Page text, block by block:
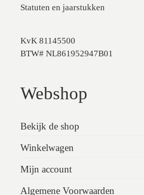
Statuten en jaarstukken
KvK 81145500
BTW# NL861952947B01
Webshop
Bekijk de shop
Winkelwagen
Mijn account
Algemene Voorwaarden